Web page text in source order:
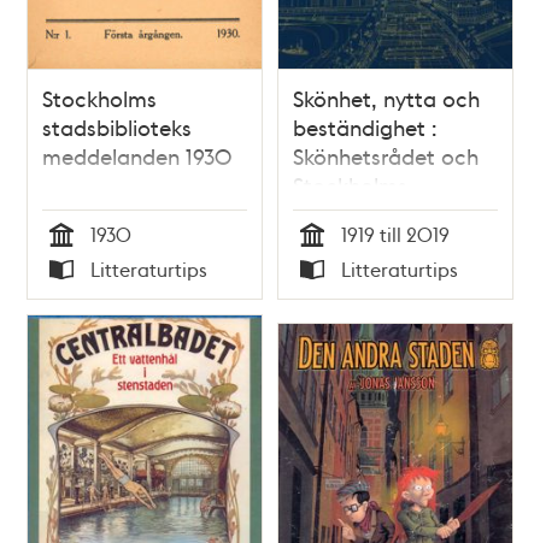
Stockholms
stadsbiblioteks
meddelanden 1930
Tid
1930
Typ
Litteraturtips
Skönhet, nytta och
beständighet :
Skönhetsrådet och
Stockholms
utveckling under
100 år / Henrik
Nerlund
Tid
1919 till 2019
Typ
Litteraturtips